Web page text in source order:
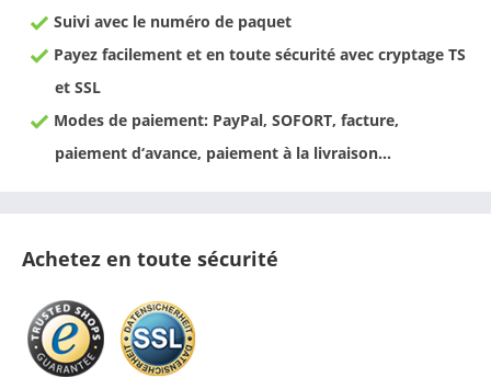
Suivi avec le numéro de paquet
Payez facilement et en toute sécurité avec cryptage TS
et SSL
Modes de paiement: PayPal, SOFORT, facture,
paiement d‘avance, paiement à la livraison…
Achetez en toute sécurité